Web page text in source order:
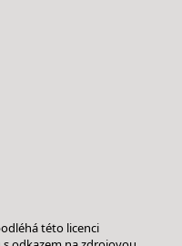
této licenci